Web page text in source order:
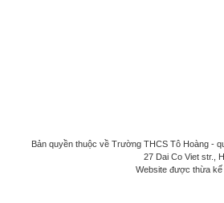
Bản quyền thuộc về Trường THCS Tô Hoàng -
27 Dai Co Viet str.,
Website được thừa